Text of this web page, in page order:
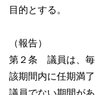
選挙区分MAP
県議会からのお知
目的とする。
（報告）
第２条 議員は、毎
該期間内に任期満
議員でない期間が